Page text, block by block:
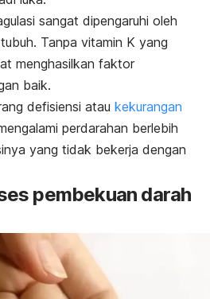
sangat dipengaruhi oleh
Tanpa vitamin K yang
menghasilkan faktor
baik.
defisiensi atau kekurangan
perdarahan berlebih
yang tidak bekerja dengan
pembekuan darah